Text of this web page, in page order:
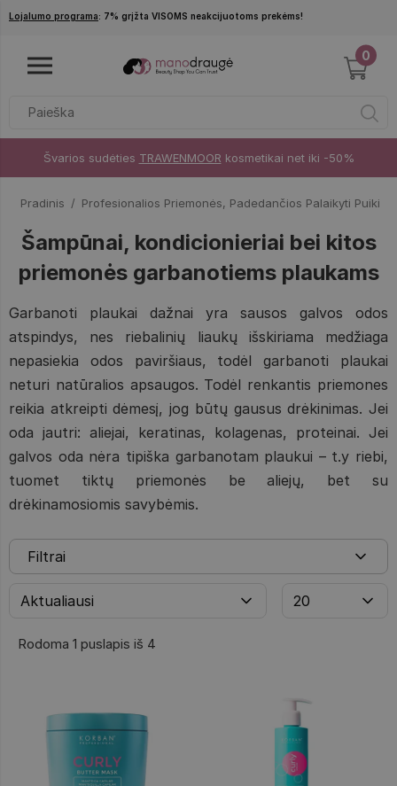
Pereiti į pagrindinį turinį
Lojalumo programa: 7% grįžta VISOMS neakcijuotoms prekėms!
0
Švarios sudėties TRAWENMOOR kosmetikai net iki -50%
Pradinis Profesionalios Priemonės, Padedančios Palaikyti Puikią
Šampūnai, kondicionieriai bei kitos
priemonės garbanotiems plaukams
Garbanoti plaukai dažnai yra sausos galvos odos
atspindys, nes riebalinių liaukų išskiriama medžiaga
nepasiekia odos paviršiaus, todėl garbanoti plaukai
neturi natūralios apsaugos. Todėl renkantis priemones
reikia atkreipti dėmesį, jog būtų gausus drėkinimas. Jei
oda jautri: aliejai, keratinas, kolagenas, proteinai. Jei
galvos oda nėra tipiška garbanotam plaukui – t.y riebi,
tuomet tiktų priemonės be aliejų, bet su
drėkinamosiomis savybėmis.
Rodoma 1 puslapis iš 4
Filtrai